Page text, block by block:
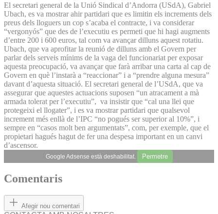
El secretari general de la Unió Sindical d’Andorra (USdA), Gabriel
Ubach, es va mostrar ahir partidari que es limitin els increments dels
preus dels lloguers un cop s’acaba el contracte, i va considerar
“vergonyós” que des de l’executiu es permeti que hi hagi augments
d’entre 200 i 600 euros, tal com va avançar dilluns aquest rotatiu.
Ubach, que va aprofitar la reunió de dilluns amb el Govern per
parlar dels serveis mínims de la vaga del funcionariat per exposar
aquesta preocupació, va avançar que farà arribar una carta al cap de
Govern en què l’instarà a “reaccionar” i a “prendre alguna mesura”
davant d’aquesta situació. El secretari general de l’USdA, que va
assegurar que aquestes actuacions suposen “un atracament a mà
armada tolerat per l’executiu”, va insistir que “cal una llei que
protegeixi el llogater”, i es va mostrar partidari que qualsevol
increment més enllà de l’IPC “no pogués ser superior al 10%”, i
sempre en “casos molt ben argumentats”, com, per exemple, que el
propietari hagués hagut de fer una despesa important en un canvi
d’ascensor.
Google Adsense està deshabilitat. Permetre
Comentaris
Afegir nou comentari